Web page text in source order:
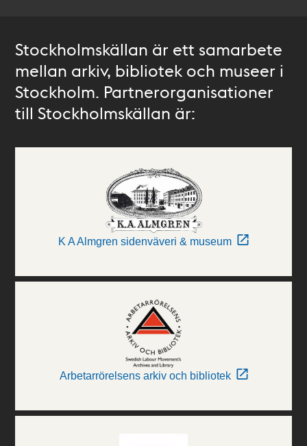
Stockholmskällan är ett samarbete
mellan arkiv, bibliotek och museer i
Stockholm. Partnerorganisationer
till Stockholmskällan är:
K A Almgren sidenväveri & museum
Arbetarrörelsens arkiv och bibliotek